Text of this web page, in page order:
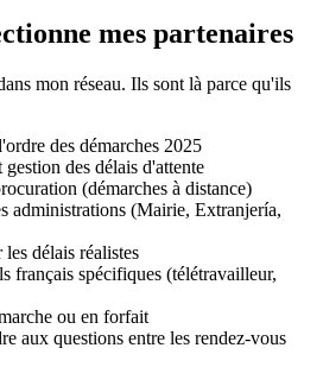
mes partenaires
mon réseau. Ils sont là parce qu'ils
des démarches 2025
des délais d'attente
(démarches à distance)
administrations (Mairie, Extranjería,
délais réalistes
français spécifiques (télétravailleur,
ou en forfait
aux questions entre les rendez-vous